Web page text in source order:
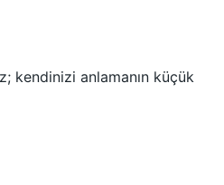
kendinizi anlamanın küçük